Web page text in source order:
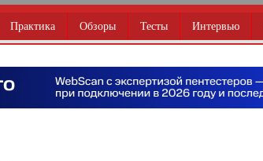
Практика Обзоры Тесты Интервью